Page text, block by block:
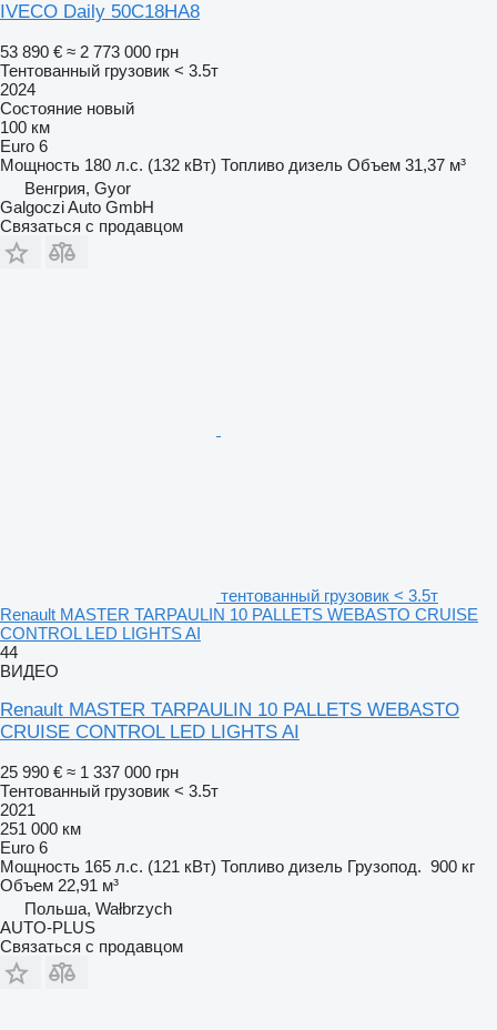
IVECO Daily 50C18HA8
53 890 € ≈ 2 773 000 грн
Тентованный грузовик < 3.5т
2024
Состояние новый
100 км
Euro 6
Мощность 180 л.с. (132 кВт) Топливо дизель Объем 31,37 м³
Венгрия, Gyor
Galgoczi Auto GmbH
Связаться с продавцом
тентованный грузовик < 3.5т
Renault MASTER TARPAULIN 10 PALLETS WEBASTO CRUISE
CONTROL LED LIGHTS AI
44
ВИДЕО
Renault MASTER TARPAULIN 10 PALLETS WEBASTO
CRUISE CONTROL LED LIGHTS AI
25 990 € ≈ 1 337 000 грн
Тентованный грузовик < 3.5т
2021
251 000 км
Euro 6
Мощность 165 л.с. (121 кВт) Топливо дизель Грузопод. 900 кг
Объем 22,91 м³
Польша, Wałbrzych
AUTO-PLUS
Связаться с продавцом